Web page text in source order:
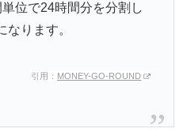
位で24時間分を分割し
なります。
引用： MONEY-GO-ROUND